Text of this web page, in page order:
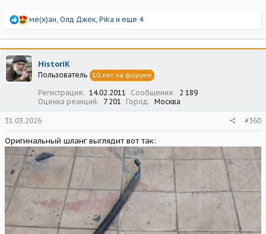
Р
а
к
ц
и
и
ме(х)ан Олд Джек Pika и еще 4
HistoriK
Пользователь 10 лет на форуме
Регистрация 14.02.2011 Сообщения
2 189
Оценка реакций
7 201 Город Москва
31.03.2026 #360
Оригинальный шланг выглядит вот так: